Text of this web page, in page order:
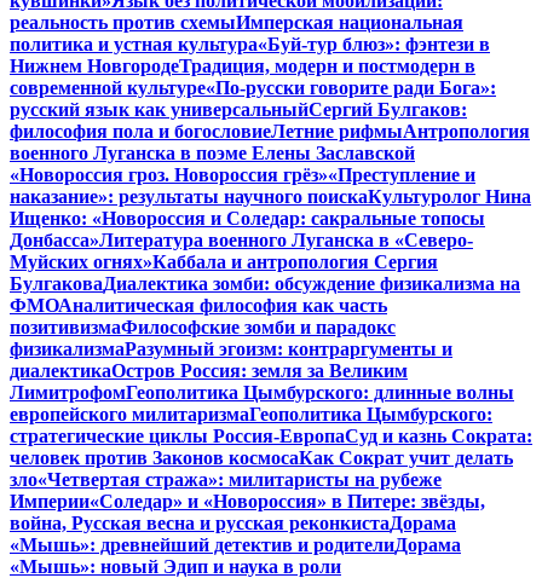
реальность против схемыИмперская национальная
политика и устная культура«Буй-тур блюз»: фэнтези в
Нижнем НовгородеТрадиция, модерн и постмодерн в
современной культуре«По-русски говорите ради Бога»:
русский язык как универсальныйСергий Булгаков:
философия пола и богословиеЛетние рифмыАнтропология
военного Луганска в поэме Елены Заславской
«Новороссия гроз. Новороссия грёз»«Преступление и
наказание»: результаты научного поискаКультуролог Нина
Ищенко: «Новороссия и Соледар: сакральные топосы
Донбасса»Литература военного Луганска в «Северо-
Муйских огнях»Каббала и антропология Сергия
БулгаковаДиалектика зомби: обсуждение физикализма на
ФМОАналитическая философия как часть
позитивизмаФилософские зомби и парадокс
физикализмаРазумный эгоизм: контраргументы и
диалектикаОстров Россия: земля за Великим
ЛимитрофомГеополитика Цымбурского: длинные волны
европейского милитаризмаГеополитика Цымбурского:
стратегические циклы Россия-ЕвропаСуд и казнь Сократа:
человек против Законов космосаКак Сократ учит делать
зло«Четвертая стража»: милитаристы на рубеже
Империи«Соледар» и «Новороссия» в Питере: звёзды,
война, Русская весна и русская реконкистаДорама
«Мышь»: древнейший детектив и родителиДорама
«Мышь»: новый Эдип и наука в роли